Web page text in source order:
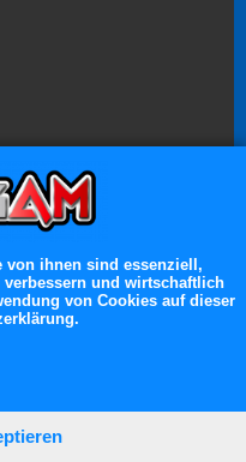
von ihnen sind essenziell,
verbessern und wirtschaftlich
von Cookies auf dieser